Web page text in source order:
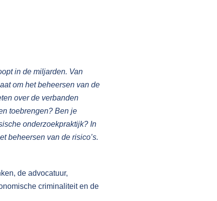
in de miljarden. Van
om het beheersen van de
over de verbanden
toebrengen? Ben je
onderzoekpraktijk? In
beheersen van de risico’s.
de advocatuur,
criminaliteit en de